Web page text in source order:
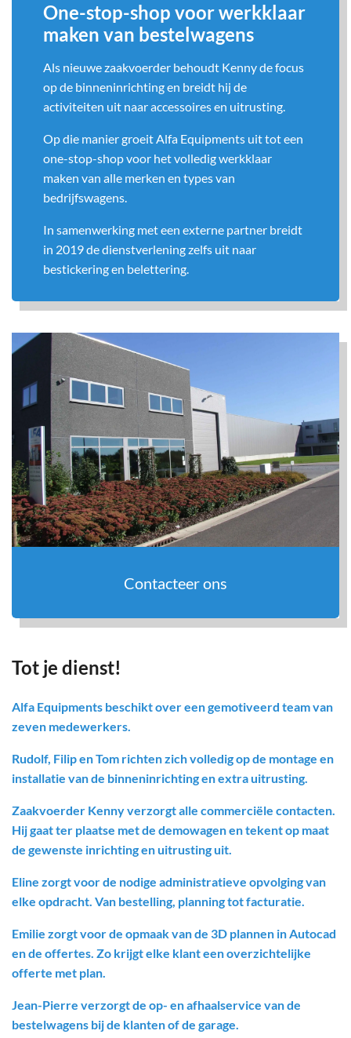
One-stop-shop voor werkklaar
maken van bestelwagens
Als nieuwe zaakvoerder behoudt Kenny de focus
op de binneninrichting en breidt hij de
activiteiten uit naar accessoires en uitrusting.
Op die manier groeit Alfa Equipments uit tot een
one-stop-shop voor het volledig werkklaar
maken van alle merken en types van
bedrijfswagens.
In samenwerking met een externe partner breidt
in 2019 de dienstverlening zelfs uit naar
bestickering en belettering.
Contacteer ons
Tot je dienst!
Alfa Equipments beschikt over een gemotiveerd team van
zeven medewerkers.
Rudolf, Filip en Tom richten zich volledig op de montage en
installatie van de binneninrichting en extra uitrusting.
Zaakvoerder Kenny verzorgt alle commerciële contacten.
Hij gaat ter plaatse met de demowagen en tekent op maat
de gewenste inrichting en uitrusting uit.
Eline zorgt voor de nodige administratieve opvolging van
elke opdracht. Van bestelling, planning tot facturatie.
Emilie zorgt voor de opmaak van de 3D plannen in Autocad
en de offertes. Zo krijgt elke klant een overzichtelijke
offerte met plan.
Jean-Pierre verzorgt de op- en afhaalservice van de
bestelwagens bij de klanten of de garage.